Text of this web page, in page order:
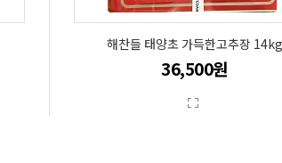
해찬들 태양초 가득한고추장 14kg
36,500원